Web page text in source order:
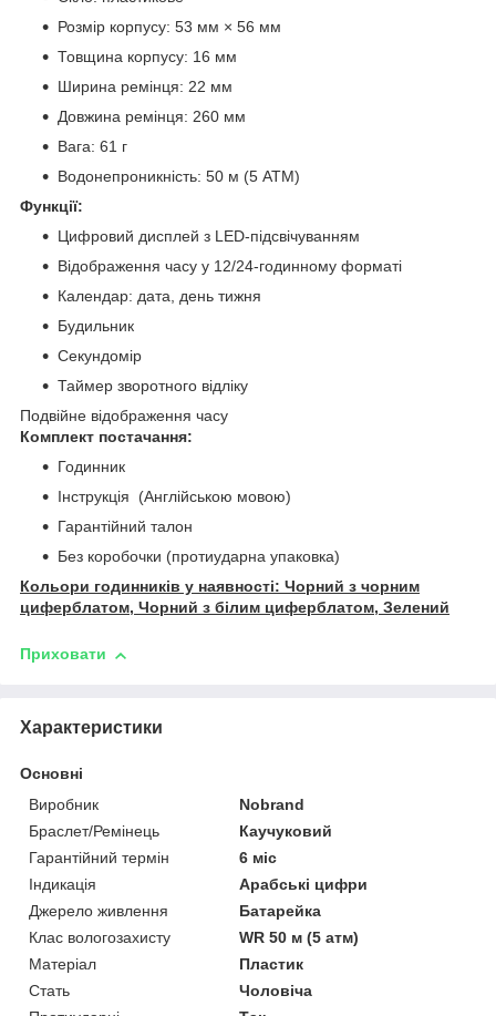
Розмір корпусу: 53 мм × 56 мм
Товщина корпусу: 16 мм
Ширина ремінця: 22 мм
Довжина ремінця: 260 мм
Вага: 61 г
Водонепроникність: 50 м (5 ATM)
Функції:
Цифровий дисплей з LED-підсвічуванням
Відображення часу у 12/24-годинному форматі
Календар: дата, день тижня
Будильник
Секундомір
Таймер зворотного відліку
Подвійне відображення часу
Комплект постачання:
Годинник
Інструкція (Англійською мовою)
Гарантійний талон
Без коробочки (протиударна упаковка)
Кольори годинників у наявності: Чорний з чорним
циферблатом, Чорний з білим циферблатом, Зелений
Приховати
Характеристики
Основні
Виробник
Nobrand
Браслет/Ремінець
Каучуковий
Гарантійний термін
6 міс
Індикація
Арабські цифри
Джерело живлення
Батарейка
Клас вологозахисту
WR 50 м (5 атм)
Матеріал
Пластик
Стать
Чоловіча